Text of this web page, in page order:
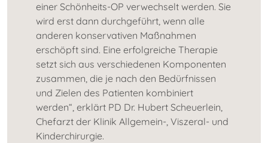
einer Schönheits-OP verwechselt werden. Sie
wird erst dann durchgeführt, wenn alle
anderen konservativen Maßnahmen
erschöpft sind. Eine erfolgreiche Therapie
setzt sich aus verschiedenen Komponenten
zusammen, die je nach den Bedürfnissen
und Zielen des Patienten kombiniert
werden“, erklärt PD Dr. Hubert Scheuerlein,
Chefarzt der Klinik Allgemein-, Viszeral- und
Kinderchirurgie.